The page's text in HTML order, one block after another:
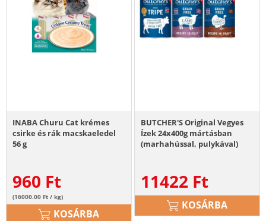
INABA Churu Cat krémes
csirke és rák macskaeledel
56 g
960 Ft
(16000.00 Ft / kg)
KOSÁRBA
BUTCHER'S Original Vegyes
Ízek 24x400g mártásban
(marhahússal, pulykával)
(bendővel, csirkével és
bendővel)
11422 Ft
KOSÁRBA